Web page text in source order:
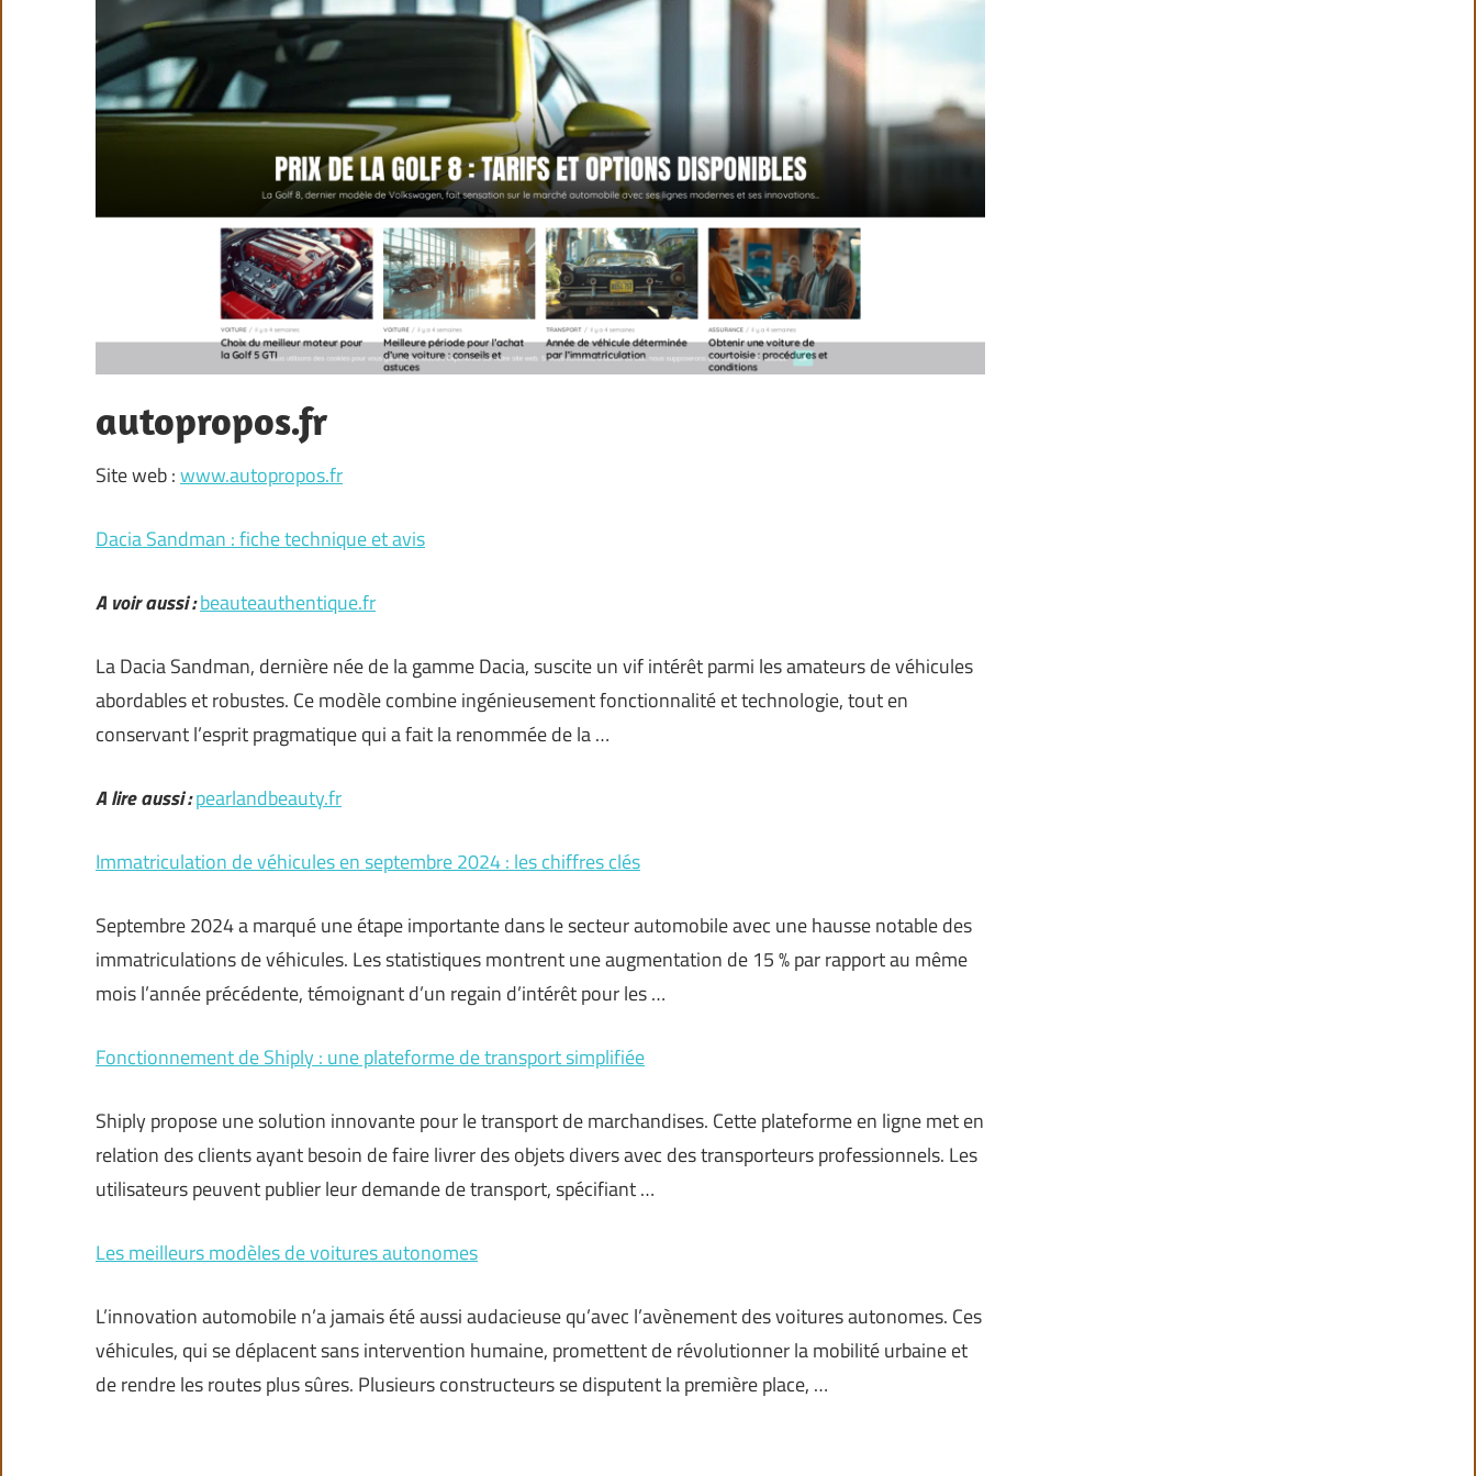
autopropos.fr
Site web :www.autopropos.fr
Dacia Sandman : fiche technique et avis
A voir aussi :beauteauthentique.fr
La Dacia Sandman, dernière née de la gamme Dacia, suscite un vif intérêt parmi les amateurs de véhicules
abordables et robustes. Ce modèle combine ingénieusement fonctionnalité et technologie, tout en
conservant l’esprit pragmatique qui a fait la renommée de la …
A lire aussi :pearlandbeauty.fr
Immatriculation de véhicules en septembre 2024 : les chiffres clés
Septembre 2024 a marqué une étape importante dans le secteur automobile avec une hausse notable des
immatriculations de véhicules. Les statistiques montrent une augmentation de 15 % par rapport au même
mois l’année précédente, témoignant d’un regain d’intérêt pour les …
Fonctionnement de Shiply : une plateforme de transport simplifiée
Shiply propose une solution innovante pour le transport de marchandises. Cette plateforme en ligne met en
relation des clients ayant besoin de faire livrer des objets divers avec des transporteurs professionnels. Les
utilisateurs peuvent publier leur demande de transport, spécifiant …
Les meilleurs modèles de voitures autonomes
L’innovation automobile n’a jamais été aussi audacieuse qu’avec l’avènement des voitures autonomes. Ces
véhicules, qui se déplacent sans intervention humaine, promettent de révolutionner la mobilité urbaine et
de rendre les routes plus sûres. Plusieurs constructeurs se disputent la première place, …